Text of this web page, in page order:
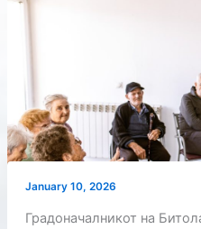
January 10, 2026
Градоначалникот на